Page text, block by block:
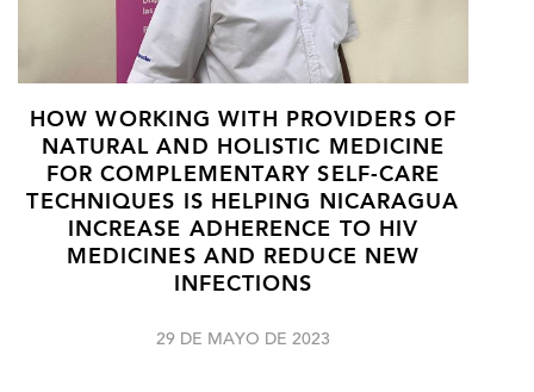
HOW WORKING WITH PROVIDERS OF
NATURAL AND HOLISTIC MEDICINE
FOR COMPLEMENTARY SELF-CARE
TECHNIQUES IS HELPING NICARAGUA
INCREASE ADHERENCE TO HIV
MEDICINES AND REDUCE NEW
INFECTIONS
29 DE MAYO DE 2023